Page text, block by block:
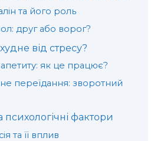
та його роль
друг або ворог?
від стресу?
апетиту: як це працює?
переїдання: зворотний
психологічні фактори
та її вплив